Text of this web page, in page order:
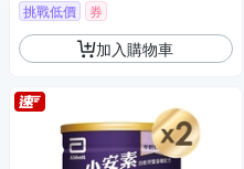
挑戰低價 券
加入購物車